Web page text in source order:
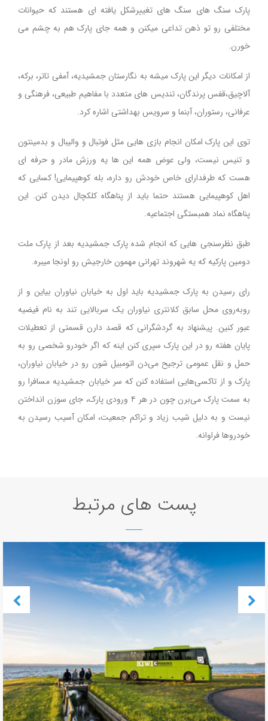
پارک سنگ های سنگ های تغییرشکل یافته ای هستند که حیوانات
مختلفی رو تو ذهن تداعی میکنن و همه جای پارک هم به چشم می
خورن.
از امکانات دیگر این پارک میشه به نگارستان جمشیدیه، آمفی تاتر، برکه،
آلاچیق،قفس پرندگان، تندیس های متعدد با مفاهیم طبیعی، فرهنگی و
عرفانی، رستوران، آبنما و سرویس بهداشتی اشاره کرد.
توی این پارک امکان انجام بازی هایی مثل فوتبال و والیبال و بدمینتون
و تنیس نیست، ولی عوض همه این ها یه ورزش مادر و حرفه ای
هست که طرفدارای خاص خودش رو داره، بله کوهپیمایی! کسایی که
اهل کوهپیمایی هستند حتما باید از پناهگاه کلکچال دیدن کنن. این
پناهگاه نماد همبستگی اجتماعیه.
طبق نظرسنجی هایی که انجام شده پارک جمشیدیه بعد از پارک ملت
دومین پارکیه که یه شهروند تهرانی مهمون خارجیش رو اونجا میبره.
رای رسیدن به پارک جمشیدیه باید اول به خیابان نیاوران بیاین و از
روبه‌روی محل سابق کلانتری نیاوران یک سربالایی تند به نام فیضیه
عبور کنین. پیشنهاد به گردشگرانی که قصد دارن قسمتی از تعطیلات
پایان هفته رو در این پارک سپری کنن اینه که اگر خودرو شخصی رو به
حمل و نقل عمومی ترجیح می‌دن اتومبیل شون رو در خیابان نیاوران،
پارک و از تاکسی‌هایی استفاده کنن که سر خیابان جمشیدیه مسافرا رو
به سمت پارک می‌برن چون در هر ۴ ورودی پارک، جای سوزن انداختن
نیست و به دلیل شیب زیاد و تراکم جمعیت، امکان آسیب رسیدن به
خودروها فراوانه.
پست های مرتبط